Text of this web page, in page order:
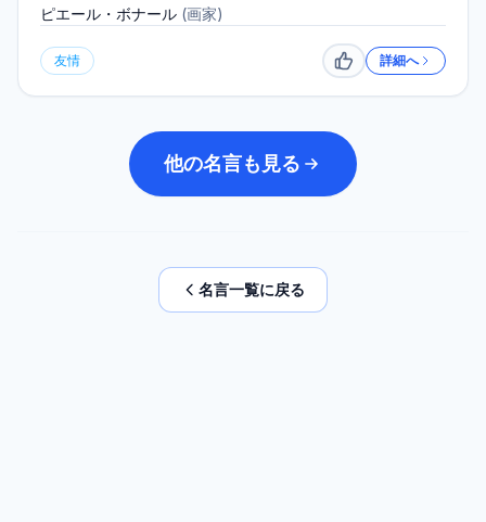
ピエール・ボナール (画家)
友情 いいね詳細へ
他の名言も見る
名言一覧に戻る